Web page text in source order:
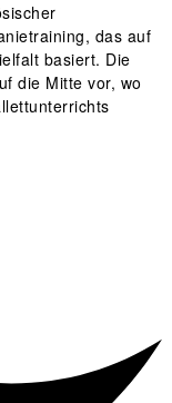
das auf
basiert. Die
die Mitte vor, wo